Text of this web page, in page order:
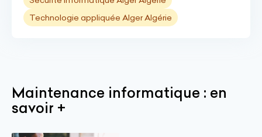
Technologie appliquée Alger Algérie
Maintenance informatique : en
savoir +